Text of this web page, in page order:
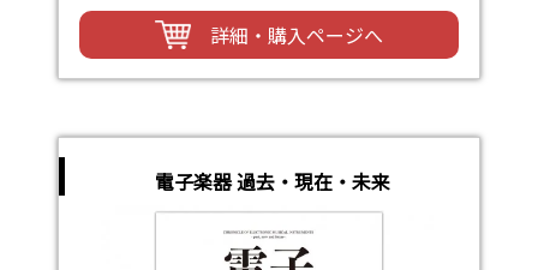
詳細・購入ページへ
電子楽器 過去・現在・未来